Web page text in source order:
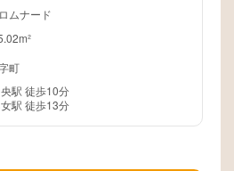
ムナード
町
駅 徒歩10分
駅 徒歩13分